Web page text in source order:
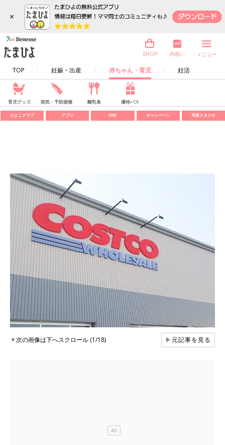
×
TOP 妊娠・出産 赤ちゃん・育児 妊活
SHOP 内祝い メニュー
育児グッズ 病気・予防接種 離乳食 優待パス
ひよこクラブ アプリ SNS キャンペーン 写真スタジオ
▼次の画像は下へスクロール (1/18) ▶元記事を見る